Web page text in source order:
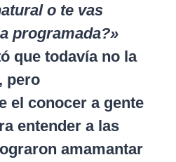
o te vas
programada?»
que todavía no la
pero
el conocer a gente
entender a las
amamantar